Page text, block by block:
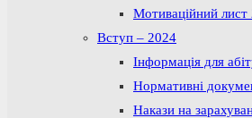
Мотиваційний лист
Вступ – 2024
Інформація для
Нормативні
Накази на